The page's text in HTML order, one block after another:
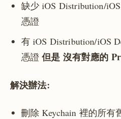
缺少 iOS Distribution/
憑證
有 iOS Distribution/iOS
憑證但是 沒有對應的
解決辦法:
刪除 Keychain 裡的所有